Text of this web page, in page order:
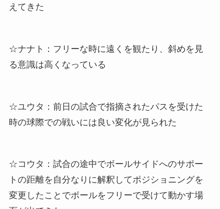
えてきた
☆ナナト：フリーな時に遠くを観たり、斜めを見
る意識は高くなっている
☆ユウタ：前日の試合で指摘されたパスを受けた
時の球際での戦いには良い変化が見られた
☆コウタ：試合の途中でボールサイドへのサポー
トの距離を自分なりに解釈してポジショニングを
変更したことでボールをフリーで受けて動かす場